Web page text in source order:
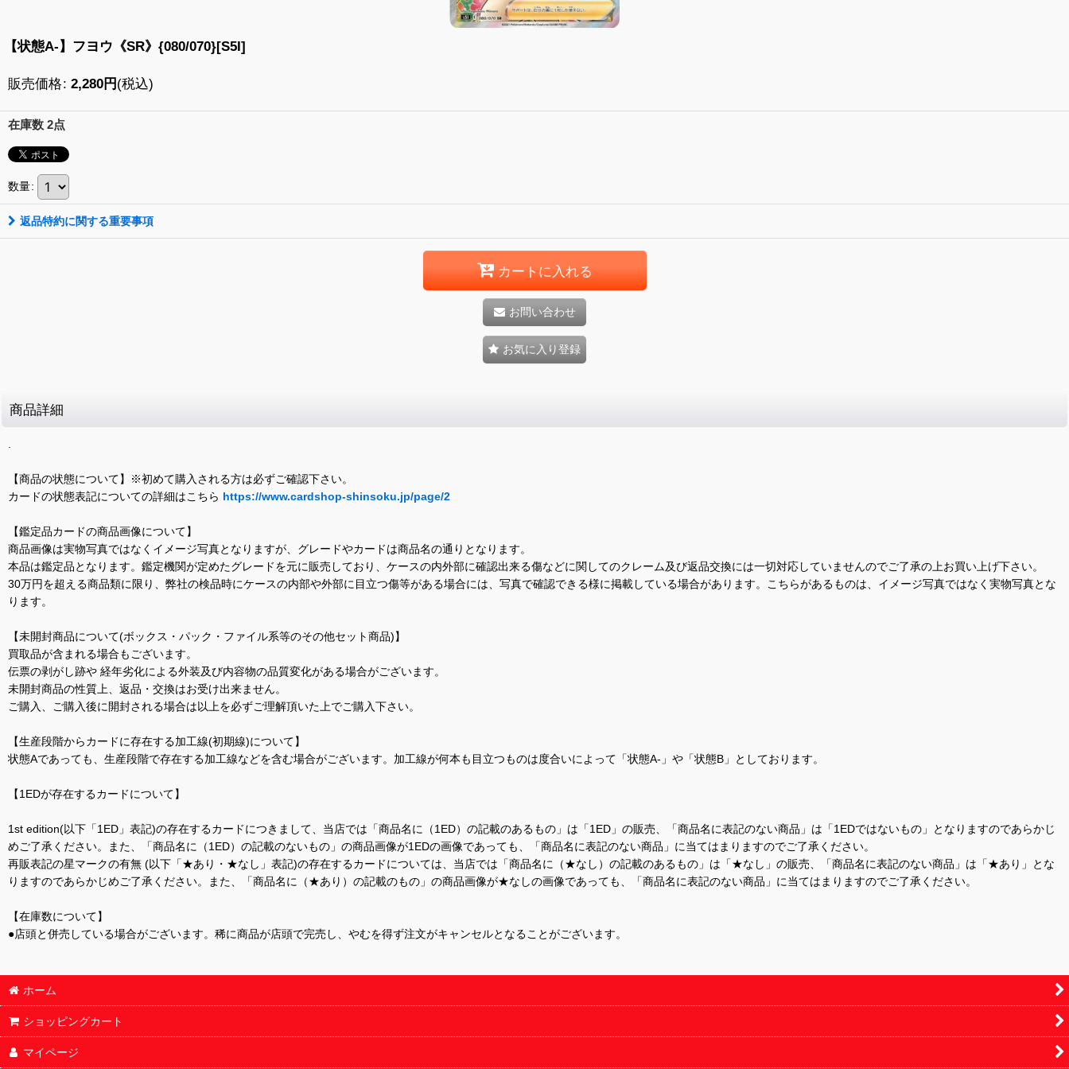
【状態A-】フヨウ《SR》{080/070}[S5I]
販売価格: 2,280円 (税込)
在庫数 2点
数量:
返品特約に関する重要事項
カートに入れる
お問い合わせ
お気に入り登録
商品詳細
.
【商品の状態について】※初めて購入される方は必ずご確認下さい。
カードの状態表記についての詳細はこちら https://www.cardshop-shinsoku.jp/page/2
【鑑定品カードの商品画像について】
商品画像は実物写真ではなくイメージ写真となりますが、グレードやカードは商品名の通りとなります。
本品は鑑定品となります。鑑定機関が定めたグレードを元に販売しており、ケースの内外部に確認出来る傷などに関してのクレーム及び返品交換には一切対応していませんのでご了承の上お買い上げ下さい。
30万円を超える商品類に限り、弊社の検品時にケースの内部や外部に目立つ傷等がある場合には、写真で確認できる様に掲載している場合があります。こちらがあるものは、イメージ写真ではなく実物写真とな
ります。
【未開封商品について(ボックス・パック・ファイル系等のその他セット商品)】
買取品が含まれる場合もございます。
伝票の剥がし跡や 経年劣化による外装及び内容物の品質変化がある場合がございます。
未開封商品の性質上、返品・交換はお受け出来ません。
ご購入、ご購入後に開封される場合は以上を必ずご理解頂いた上でご購入下さい。
【生産段階からカードに存在する加工線(初期線)について】
状態Aであっても、生産段階で存在する加工線などを含む場合がございます。加工線が何本も目立つものは度合いによって「状態A-」や「状態B」としております。
【1EDが存在するカードについて】
1st edition(以下「1ED」表記)の存在するカードにつきまして、当店では「商品名に（1ED）の記載のあるもの」は「1ED」の販売、「商品名に表記のない商品」は「1EDではないもの」となりますのであらかじ
めご了承ください。また、「商品名に（1ED）の記載のないもの」の商品画像が1EDの画像であっても、「商品名に表記のない商品」に当てはまりますのでご了承ください。
再販表記の星マークの有無 (以下「★あり・★なし」表記)の存在するカードについては、当店では「商品名に（★なし）の記載のあるもの」は「★なし」の販売、「商品名に表記のない商品」は「★あり」とな
りますのであらかじめご了承ください。また、「商品名に（★あり）の記載のもの」の商品画像が★なしの画像であっても、「商品名に表記のない商品」に当てはまりますのでご了承ください。
【在庫数について】
●店頭と併売している場合がございます。稀に商品が店頭で完売し、やむを得ず注文がキャンセルとなることがございます。
ホーム
ショッピングカート
マイページ